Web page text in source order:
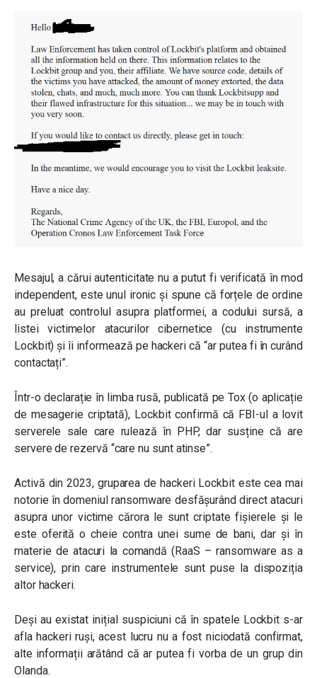
Mesajul, a cărui autenticitate nu a putut fi verificată în mod
independent, este unul ironic și spune că forțele de ordine
au preluat controlul asupra platformei, a codului sursă, a
listei victimelor atacurilor cibernetice (cu instrumente
Lockbit) și îi informează pe hackeri că “ar putea fi în curând
contactați”.
Într-o declarație în limba rusă, publicată pe Tox (o aplicație
de mesagerie criptată), Lockbit confirmă că FBI-ul a lovit
serverele sale care rulează în PHP, dar susține că are
servere de rezervă “care nu sunt atinse”.
Activă din 2023, gruparea de hackeri Lockbit este cea mai
notorie în domeniul ransomware desfășurând direct atacuri
asupra unor victime cărora le sunt criptate fișierele și le
este oferită o cheie contra unei sume de bani, dar și în
materie de atacuri la comandă (RaaS – ransomware as a
service), prin care instrumentele sunt puse la dispoziția
altor hackeri.
Deși au existat inițial suspiciuni că în spatele Lockbit s-ar
afla hackeri ruși, acest lucru nu a fost niciodată confirmat,
alte informații arătând că ar putea fi vorba de un grup din
Olanda.